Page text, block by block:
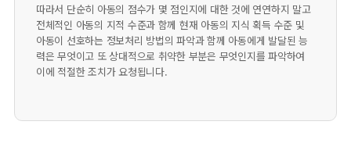
따라서 단순히 아동의 점수가 몇 점인지에 대한 것에 연연하지 말고
전체적인 아동의 지적 수준과 함께 현재 아동의 지식 획득 수준 및
아동이 선호하는 정보처리 방법의 파악과 함께 아동에게 발달된 능
력은 무엇이고 또 상대적으로 취약한 부분은 무엇인지를 파악하여
이에 적절한 조치가 요청됩니다.